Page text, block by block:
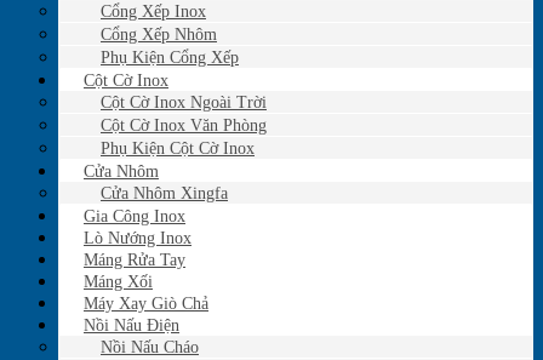
Cổng Xếp Inox
Cổng Xếp Nhôm
Phụ Kiện Cổng Xếp
Cột Cờ Inox
Cột Cờ Inox Ngoài Trời
Cột Cờ Inox Văn Phòng
Phụ Kiện Cột Cờ Inox
Cửa Nhôm
Cửa Nhôm Xingfa
Gia Công Inox
Lò Nướng Inox
Máng Rửa Tay
Máng Xối
Máy Xay Giò Chả
Nồi Nấu Điện
Nồi Nấu Cháo